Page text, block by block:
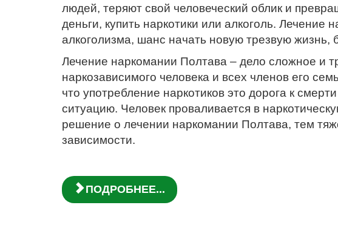
людей, теряют свой человеческий облик и
деньги, купить наркотики или алкоголь.
алкоголизма, шанс начать новую трезвую жизнь,
Лечение наркомании Полтава – дело сложное и
наркозависимого человека и всех членов его
что употребление наркотиков это дорога к
ситуацию. Человек проваливается в
решение о лечении наркомании Полтава, тем
зависимости.
ПОДРОБНЕЕ...